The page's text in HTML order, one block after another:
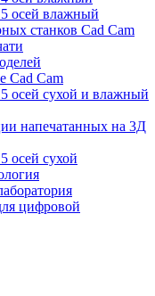
осей влажный
станков Cad Cam
Cad Cam
осей сухой и влажный
напечатанных на 3Д
осей сухой
цифровой